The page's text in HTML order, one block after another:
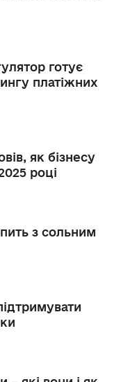
готує
платіжних
як бізнесу
році
з сольним